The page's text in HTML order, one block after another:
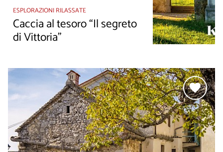
ESPLORAZIONI RILASSATE
Caccia al tesoro “Il segreto
di Vittoria”